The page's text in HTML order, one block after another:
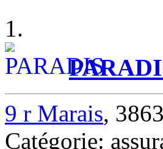
1.
9 r Marais,
Catégorie: